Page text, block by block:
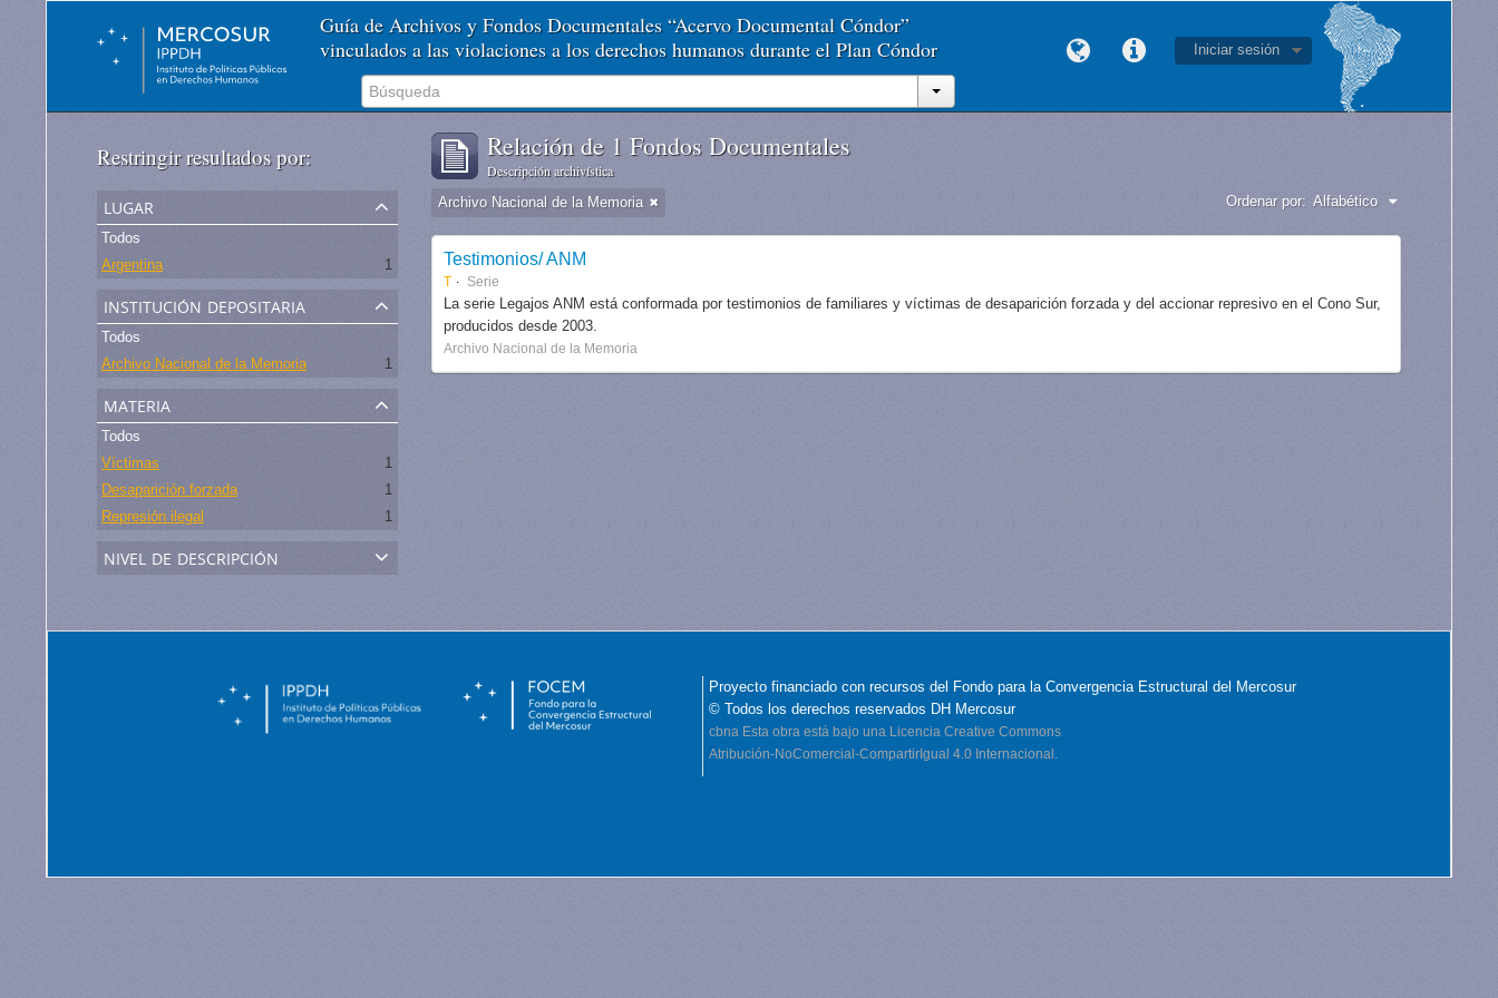
Guía de Archivos y Fondos Documentales “Acervo Documental Cóndor”
vinculados a las violaciones a los derechos humanos durante el Plan Cóndor
Iniciar sesión
Restringir resultados por:
lugar
Todos
Argentina
1
institución depositaria
Todos
Archivo Nacional de la Memoria
1
materia
Todos
Víctimas
1
Desaparición forzada
1
Represión ilegal
1
nivel de descripción
Relación de 1 Fondos Documentales
Descripción archivística
Archivo Nacional de la Memoria Ordenar por: Alfabético
Testimonios/ ANM
T Serie
La serie Legajos ANM está conformada por testimonios de familiares y víctimas de desaparición forzada y del accionar represivo en el Cono Sur,
producidos desde 2003.
Archivo Nacional de la Memoria
Proyecto financiado con recursos del Fondo para la Convergencia Estructural del Mercosur
© Todos los derechos reservados DH Mercosur
cbna Esta obra está bajo una Licencia Creative Commons
Atribución-NoComercial-CompartirIgual 4.0 Internacional.